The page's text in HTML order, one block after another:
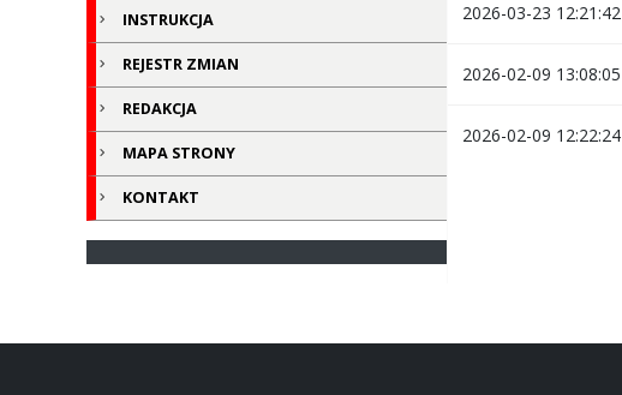
INSTRUKCJA
REJESTR ZMIAN
REDAKCJA
MAPA STRONY
KONTAKT
2026-03-23 12:21:42
2026-02-09 13:08:05
2026-02-09 12:22:24